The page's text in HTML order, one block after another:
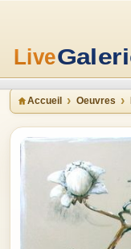
Accueil Oeuvres